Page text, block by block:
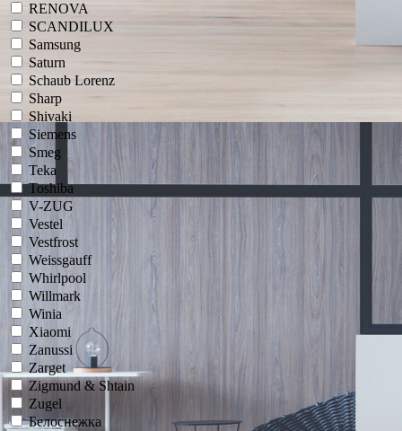
RENOVA
SCANDILUX
Samsung
Saturn
Schaub Lorenz
Sharp
Shivaki
Siemens
Smeg
Teka
Toshiba
V-ZUG
Vestel
Vestfrost
Weissgauff
Whirlpool
Willmark
Winia
Xiaomi
Zanussi
Zarget
Zigmund & Shtain
Zugel
Белоснежка